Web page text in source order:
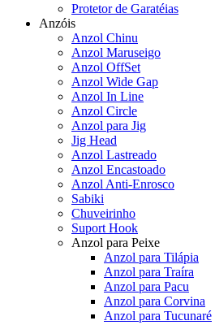
Protetor de Garatéias
Anzóis
Anzol Chinu
Anzol Maruseigo
Anzol OffSet
Anzol Wide Gap
Anzol In Line
Anzol Circle
Anzol para Jig
Jig Head
Anzol Lastreado
Anzol Encastoado
Anzol Anti-Enrosco
Sabiki
Chuveirinho
Suport Hook
Anzol para Peixe
Anzol para Tilápia
Anzol para Traíra
Anzol para Pacu
Anzol para Corvina
Anzol para Tucunaré